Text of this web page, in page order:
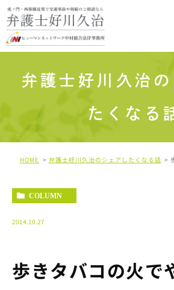
弁護士好川久治の
たくなる
HOME 弁護士好川久治のシェアしたくなる話
COLUMN
2014.10.27
歩きタバコの火で